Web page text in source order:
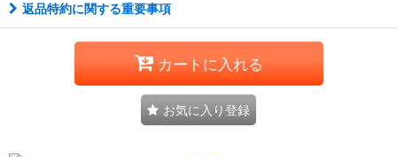
返品特約に関する重要事項
カートに入れる
お気に入り登録